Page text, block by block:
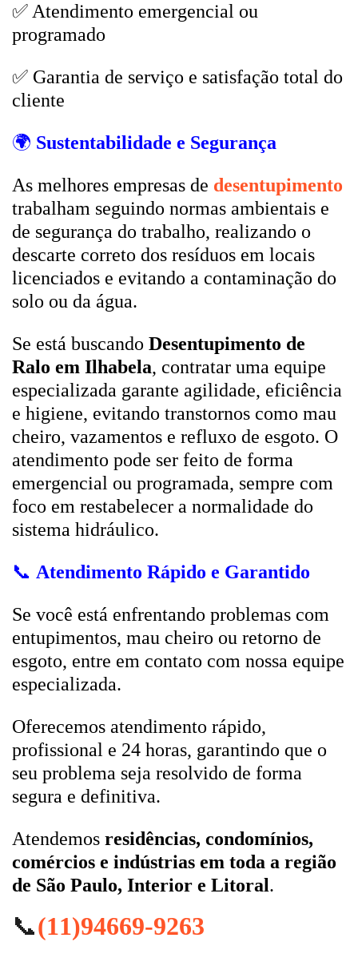
✅ Atendimento emergencial ou
programado
✅ Garantia de serviço e satisfação total do
cliente
🌍 Sustentabilidade e Segurança
As melhores empresas de desentupimento
trabalham seguindo normas ambientais e
de segurança do trabalho, realizando o
descarte correto dos resíduos em locais
licenciados e evitando a contaminação do
solo ou da água.
Se está buscando Desentupimento de
Ralo em Ilhabela, contratar uma equipe
especializada garante agilidade, eficiência
e higiene, evitando transtornos como mau
cheiro, vazamentos e refluxo de esgoto. O
atendimento pode ser feito de forma
emergencial ou programada, sempre com
foco em restabelecer a normalidade do
sistema hidráulico.
📞 Atendimento Rápido e Garantido
Se você está enfrentando problemas com
entupimentos, mau cheiro ou retorno de
esgoto, entre em contato com nossa equipe
especializada.
Oferecemos atendimento rápido,
profissional e 24 horas, garantindo que o
seu problema seja resolvido de forma
segura e definitiva.
Atendemos residências, condomínios,
comércios e indústrias em toda a região
de São Paulo, Interior e Litoral.
📞(11)94669-9263